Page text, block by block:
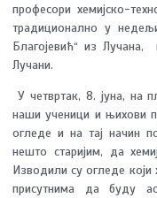
професори хемијско-
традиционално у
Благојевић“ из
Лучани.
У четвртак, 8. јуна, на
наши ученици и њихови
огледе и на тај начин
нешто старијим, да
Изводили су огледе који
присутнима да буду